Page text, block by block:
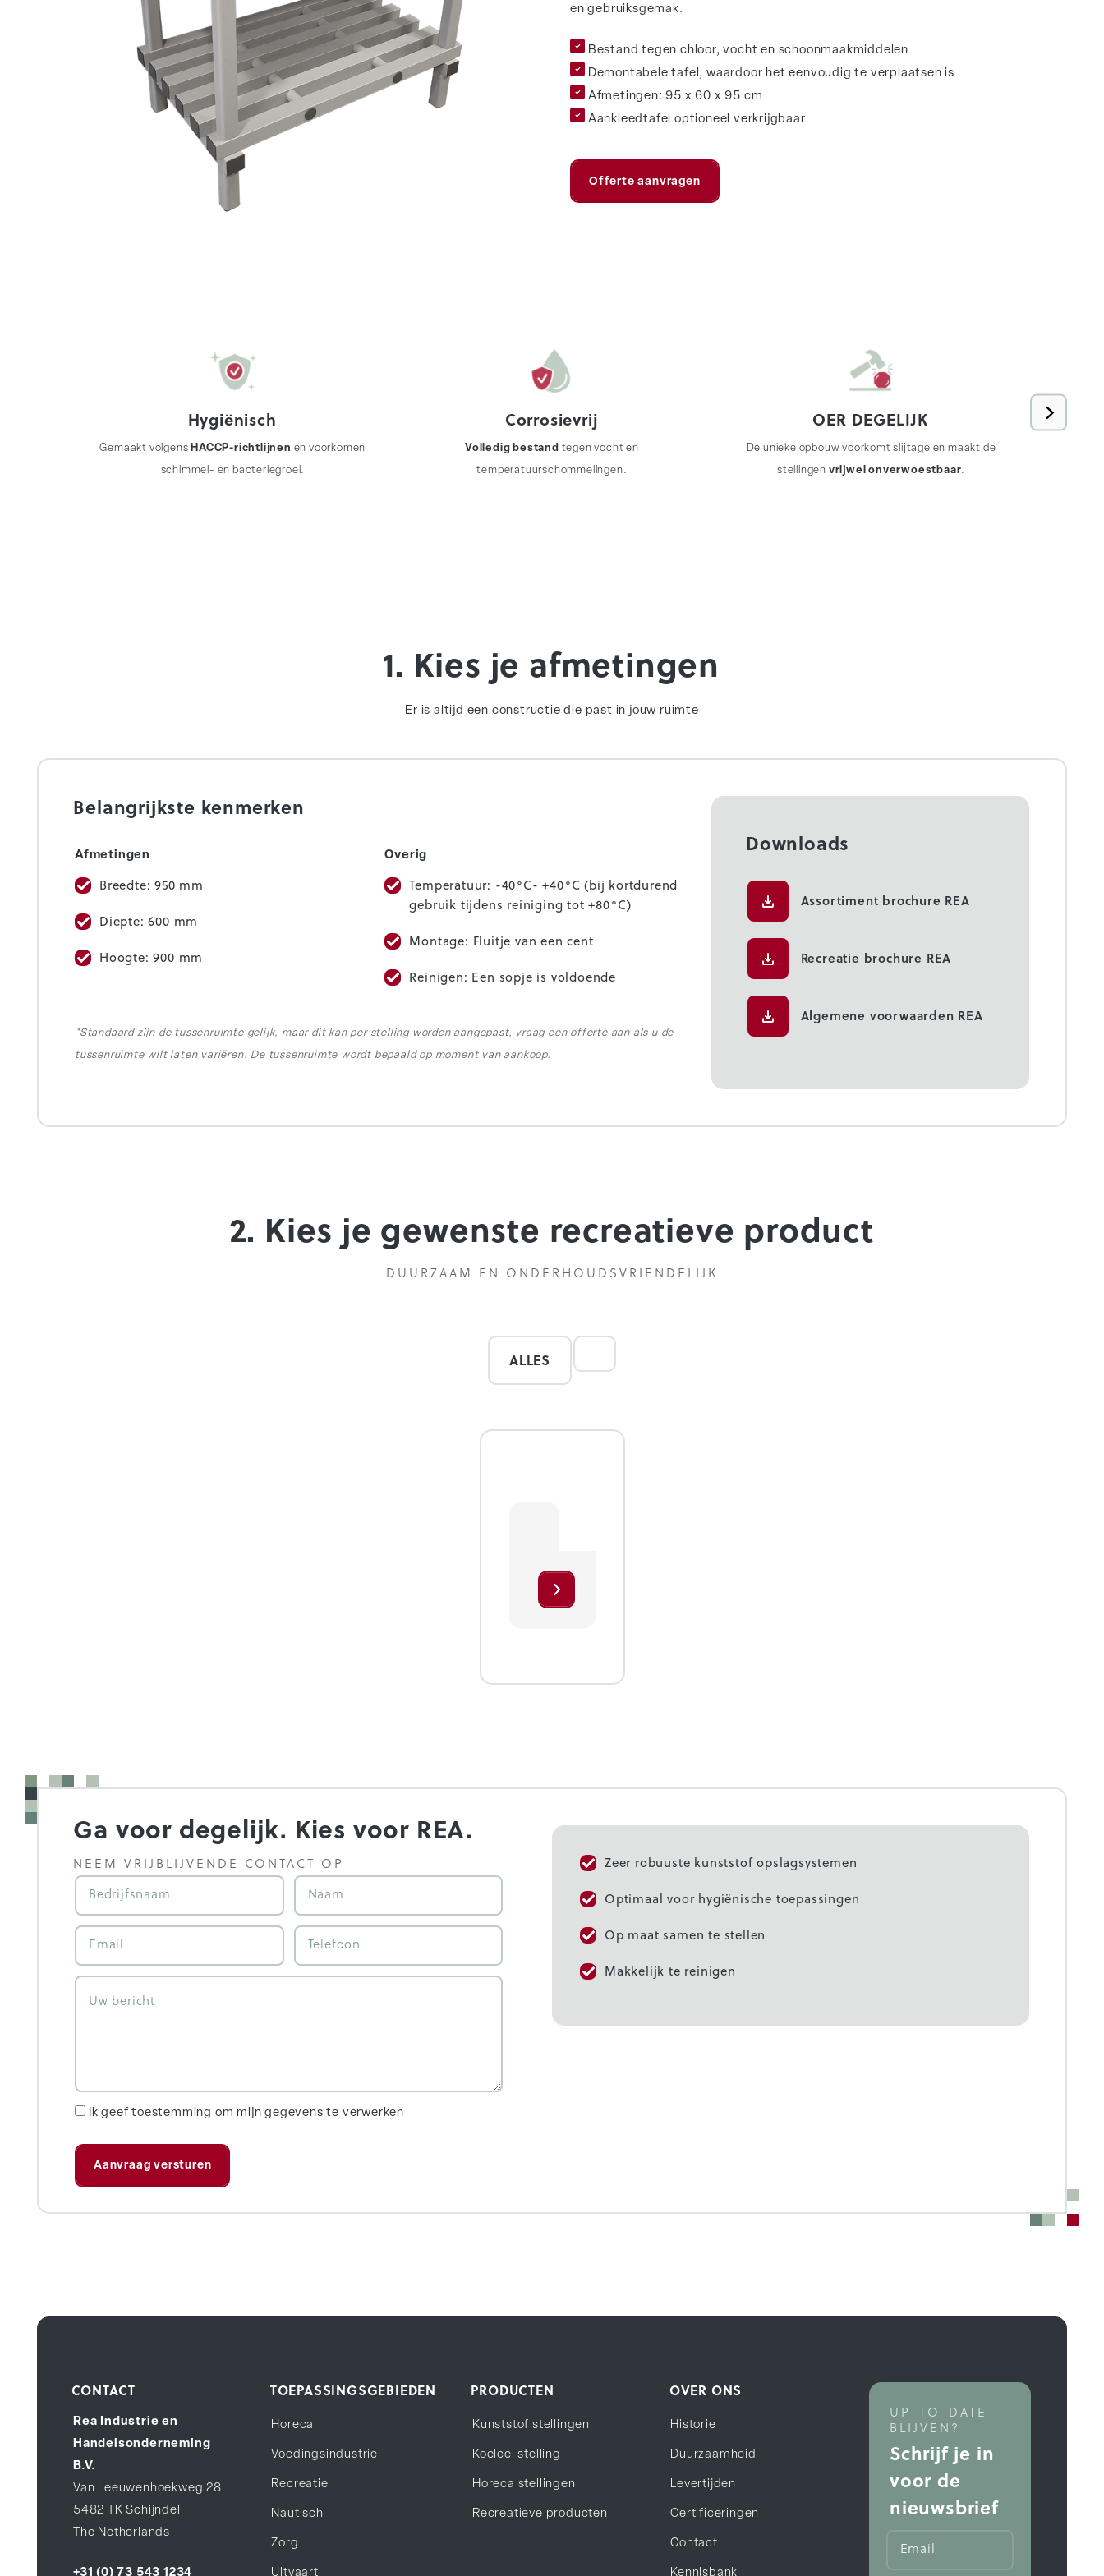
en gebruiksgemak.
Bestand tegen chloor, vocht en schoonmaakmiddelen
Demontabele tafel, waardoor het eenvoudig te verplaatsen is
Afmetingen: 95 x 60 x 95 cm
Aankleedtafel optioneel verkrijgbaar
Offerte aanvragen
Hygiënisch
Gemaakt volgens HACCP-richtlijnen en voorkomen
schimmel- en bacteriegroei.
Corrosievrij
Volledig bestand tegen vocht en
temperatuurschommelingen.
OER DEGELIJK
De unieke opbouw voorkomt slijtage en maakt de
stellingen vrijwel onverwoestbaar
1. Kies je afmetingen
Er is altijd een constructie die past in jouw ruimte
Belangrijkste kenmerken
Afmetingen
Breedte: 950 mm
Diepte: 600 mm
Hoogte: 900 mm
Overig
Temperatuur: -40°C- +40°C (bij kortdurend
gebruik tijdens reiniging tot +80°C)
Montage: Fluitje van een cent
Reinigen: Een sopje is voldoende
*Standaard zijn de tussenruimte gelijk, maar dit kan per stelling worden aangepast, vraag een offerte aan als u de
tussenruimte wilt laten variëren. De tussenruimte wordt bepaald op moment van aankoop.
Downloads
Assortiment brochure REA
Recreatie brochure REA
Algemene voorwaarden REA
2. Kies je gewenste recreatieve product
DUURZAAM EN ONDERHOUDSVRIENDELIJK
ALLES
Ga voor degelijk. Kies voor REA.
NEEM VRIJBLIJVENDE CONTACT OP
Ik geef toestemming om mijn gegevens te verwerken
Zeer robuuste kunststof opslagsystemen
Optimaal voor hygiënische toepassingen
Op maat samen te stellen
Makkelijk te reinigen
CONTACT
Rea Industrie en
Handelsonderneming
B.V.
Van Leeuwenhoekweg 28
5482 TK Schijndel
The Netherlands
+31 (0) 73 543 1234
TOEPASSINGSGEBIEDEN
Horeca
Voedingsindustrie
Recreatie
Nautisch
Zorg
Uitvaart
PRODUCTEN
Kunststof stellingen
Koelcel stelling
Horeca stellingen
Recreatieve producten
OVER ONS
Historie
Duurzaamheid
Levertijden
Certificeringen
Contact
Kennisbank
UP-TO-DATE
BLIJVEN?
Schrijf je in
voor de
nieuwsbrief